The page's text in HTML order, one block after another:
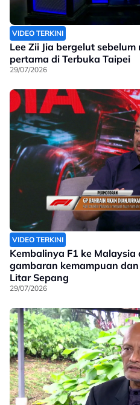
VIDEO TERKINI
Lee Zii Jia bergelut
pertama di Terbuka Taipei
29/07/2026
VIDEO TERKINI
Kembalinya F1 ke
gambaran kemampuan
Litar Sepang
29/07/2026